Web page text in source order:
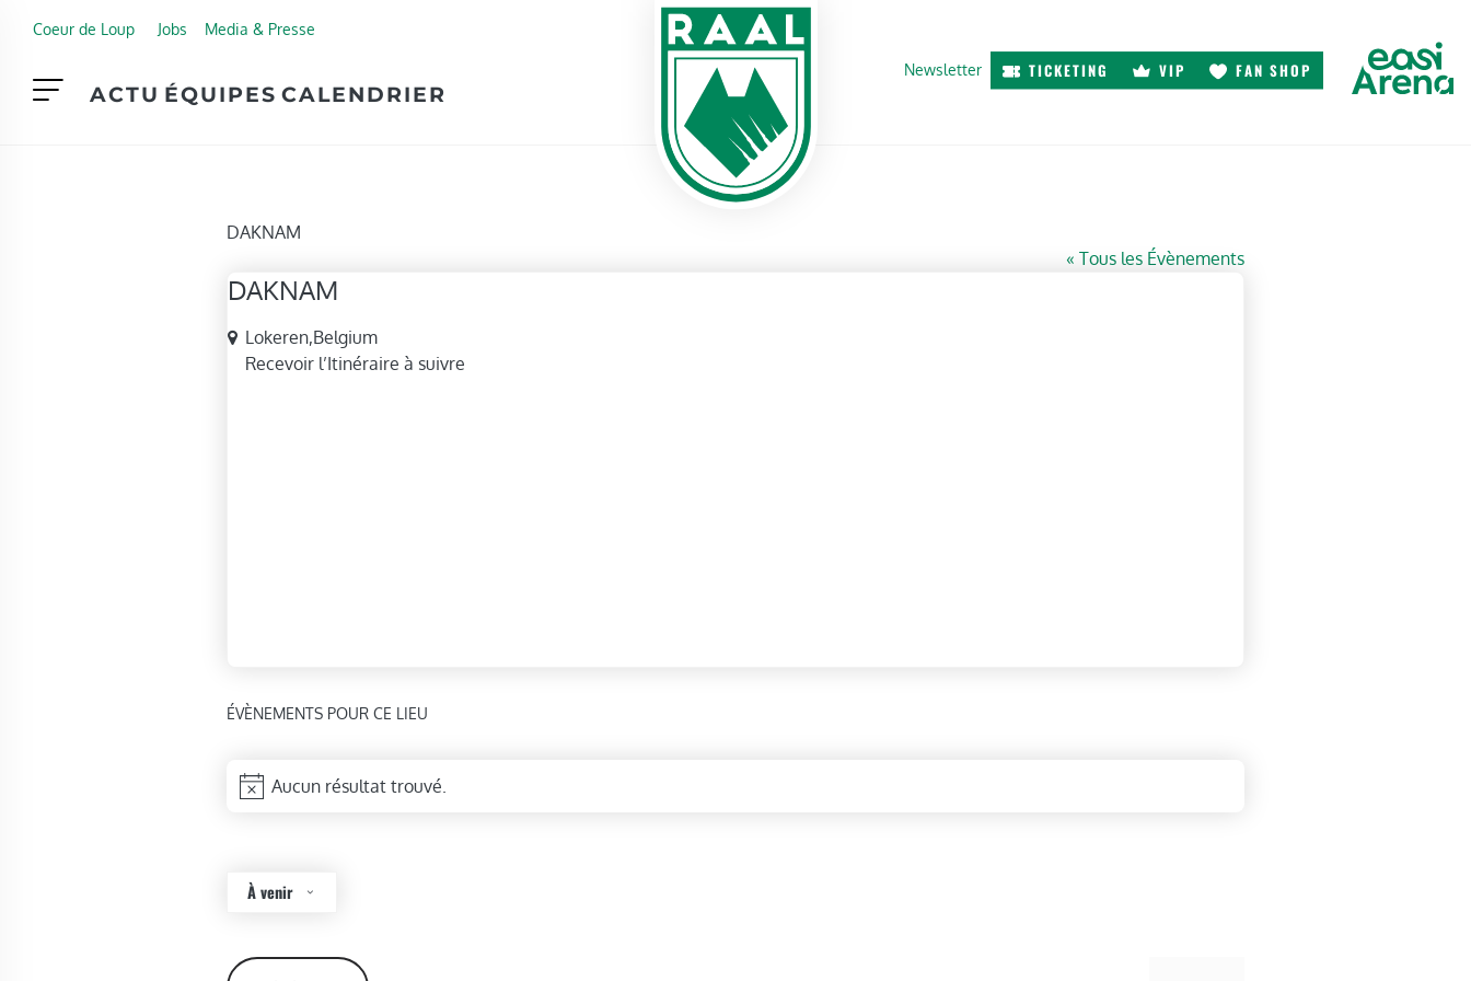
Coeur de Loup Jobs Media & Presse
Newsletter TICKETING VIP FAN SHOP
ACTU ÉQUIPES CALENDRIER
DAKNAM
« Tous les Évènements
DAKNAM
Adresse
Lokeren,Belgium
Recevoir l’Itinéraire à suivre
ÉVÈNEMENTS POUR CE LIEU
Notice
Aucun résultat trouvé.
À venir
une